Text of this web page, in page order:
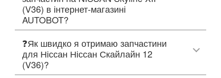
(V36) в інтернет-магазині
AUTOBOT?
❓Як швидко я отримаю запчастини
для Ніссан Ніссан Скайлайн 12
(V36)?